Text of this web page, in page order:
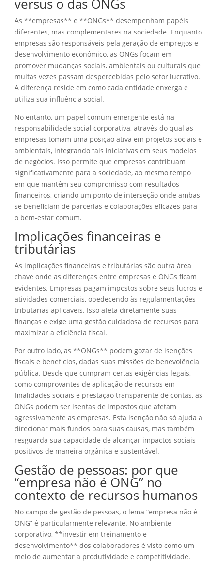
versus o das ONGs
As **empresas** e **ONGs** desempenham papéis
diferentes, mas complementares na sociedade. Enquanto
empresas são responsáveis pela geração de empregos e
desenvolvimento econômico, as ONGs focam em
promover mudanças sociais, ambientais ou culturais que
muitas vezes passam despercebidas pelo setor lucrativo.
A diferença reside em como cada entidade enxerga e
utiliza sua influência social.
No entanto, um papel comum emergente está na
responsabilidade social corporativa, através do qual as
empresas tomam uma posição ativa em projetos sociais e
ambientais, integrando tais iniciativas em seus modelos
de negócios. Isso permite que empresas contribuam
significativamente para a sociedade, ao mesmo tempo
em que mantêm seu compromisso com resultados
financeiros, criando um ponto de interseção onde ambas
se beneficiam de parcerias e colaborações eficazes para
o bem-estar comum.
Implicações financeiras e
tributárias
As implicações financeiras e tributárias são outra área
chave onde as diferenças entre empresas e ONGs ficam
evidentes. Empresas pagam impostos sobre seus lucros e
atividades comerciais, obedecendo às regulamentações
tributárias aplicáveis. Isso afeta diretamente suas
finanças e exige uma gestão cuidadosa de recursos para
maximizar a eficiência fiscal.
Por outro lado, as **ONGs** podem gozar de isenções
fiscais e benefícios, dadas suas missões de benevolência
pública. Desde que cumpram certas exigências legais,
como comprovantes de aplicação de recursos em
finalidades sociais e prestação transparente de contas, as
ONGs podem ser isentas de impostos que afetam
agressivamente as empresas. Esta isenção não só ajuda a
direcionar mais fundos para suas causas, mas também
resguarda sua capacidade de alcançar impactos sociais
positivos de maneira orgânica e sustentável.
Gestão de pessoas: por que
“empresa não é ONG” no
contexto de recursos humanos
No campo de gestão de pessoas, o lema “empresa não é
ONG” é particularmente relevante. No ambiente
corporativo, **investir em treinamento e
desenvolvimento** dos colaboradores é visto como um
meio de aumentar a produtividade e competitividade.